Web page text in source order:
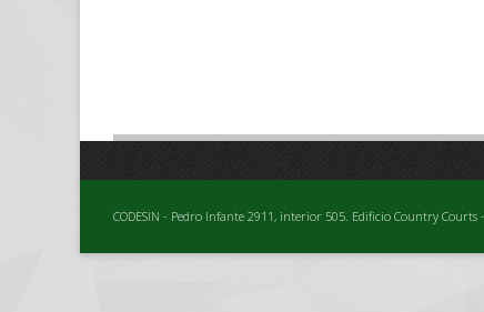
CODESIN - Pedro Infante 2911, interior 505. Edificio Country Courts